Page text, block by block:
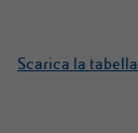
Scarica la tabella